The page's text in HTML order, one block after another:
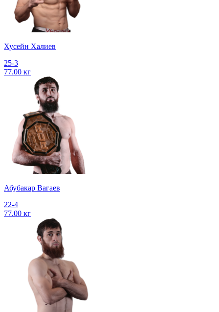
Хусейн Халиев
25-3
77.00 кг
Абубакар Вагаев
22-4
77.00 кг